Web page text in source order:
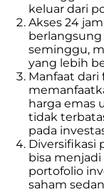
keluar dari
Akses 24
berlangsung
seminggu,
yang lebih
Manfaat dari
harga emas
tidak
pada
Diversifikasi
bisa
portofolio
saham